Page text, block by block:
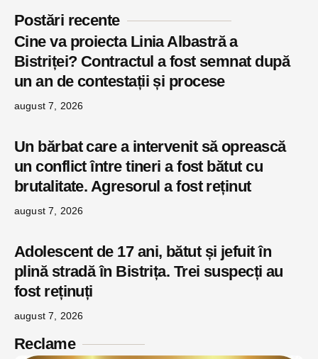
Postări recente
Cine va proiecta Linia Albastră a
Bistriței? Contractul a fost semnat după
un an de contestații și procese
august 7, 2026
Un bărbat care a intervenit să oprească
un conflict între tineri a fost bătut cu
brutalitate. Agresorul a fost reținut
august 7, 2026
Adolescent de 17 ani, bătut și jefuit în
plină stradă în Bistrița. Trei suspecți au
fost reținuți
august 7, 2026
Reclame